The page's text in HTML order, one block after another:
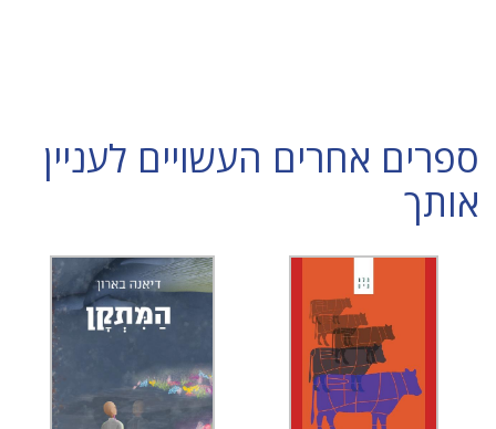
ספרים אחרים העשויים לעניין
אותך